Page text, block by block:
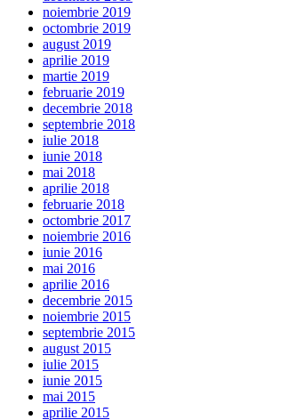
noiembrie 2019
octombrie 2019
august 2019
aprilie 2019
martie 2019
februarie 2019
decembrie 2018
septembrie 2018
iulie 2018
iunie 2018
mai 2018
aprilie 2018
februarie 2018
octombrie 2017
noiembrie 2016
iunie 2016
mai 2016
aprilie 2016
decembrie 2015
noiembrie 2015
septembrie 2015
august 2015
iulie 2015
iunie 2015
mai 2015
aprilie 2015